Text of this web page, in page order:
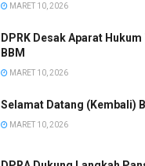
MARET 10, 2026
DPRK Desak Aparat
BBM
MARET 10, 2026
Selamat Datang (Kembali)
MARET 10, 2026